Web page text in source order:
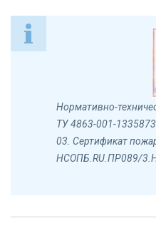
Нормативно-
ТУ 4863-001-
03. Сертификат
НСОПБ.RU.ПР089/